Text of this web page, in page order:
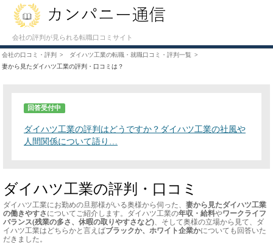
会社の評判が見られる転職口コミサイト
会社の口コミ・評判
ダイハツ工業の転職・就職口コミ・評判一覧
妻から見たダイハツ工業の評判・口コミは？
回答受付中
ダイハツ工業の評判はどうですか？ダイハツ工業の社風や
人間関係について語り…
ダイハツ工業の評判・口コミ
ダイハツ工業にお勤めの旦那様がいる奥様から伺った、 妻から見たダイハツ工業
の働きやすさ についてご紹介します。ダイハツ工業の年収・給料やワークライフ
バランス(残業の多さ、休暇の取りやすさなど)、そして奥様の立場から見て、ダ
イハツ工業はどちらかと言えばブラックか、ホワイト企業かについても回答いた
だきました。